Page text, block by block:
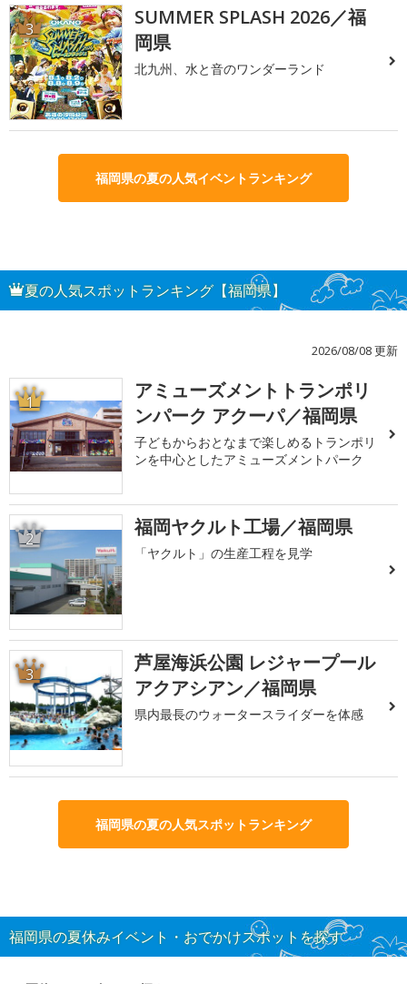
3
SUMMER SPLASH 2026／福
岡県
北九州、水と音のワンダーランド
福岡県の夏の人気イベントランキング
夏の人気スポットランキング【福岡県】
2026/08/08 更新
1
アミューズメントトランポリ
ンパーク アクーパ／福岡県
子どもからおとなまで楽しめるトランポリ
ンを中心としたアミューズメントパーク
2 福岡ヤクルト工場／福岡県
「ヤクルト」の生産工程を見学
3
芦屋海浜公園 レジャープール
アクアシアン／福岡県
県内最長のウォータースライダーを体感
福岡県の夏の人気スポットランキング
福岡県の夏休みイベント・おでかけスポットを探す